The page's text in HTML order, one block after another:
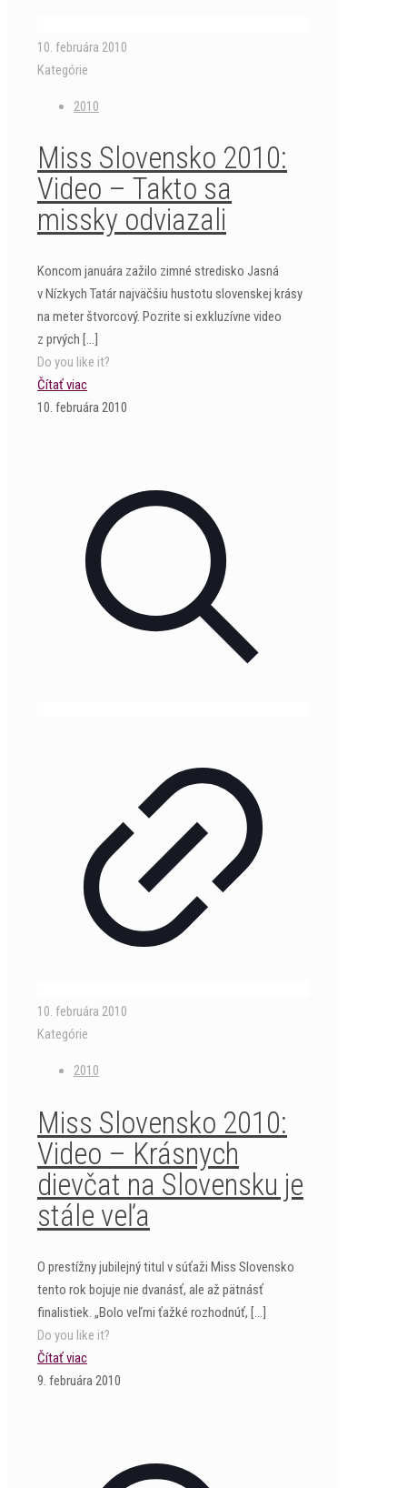
10. februára 2010
Kategórie
2010
Miss Slovensko 2010:
Video – Takto sa
missky odviazali
Koncom januára zažilo zimné stredisko Jasná
v Nízkych Tatár najväčšiu hustotu slovenskej krásy
na meter štvorcový. Pozrite si exkluzívne video
z prvých […]
Do you like it?
Čítať viac
10. februára 2010
10. februára 2010
Kategórie
2010
Miss Slovensko 2010:
Video – Krásnych
dievčat na Slovensku je
stále veľa
O prestížny jubilejný titul v súťaži Miss Slovensko
tento rok bojuje nie dvanásť, ale až pätnásť
finalistiek. „Bolo veľmi ťažké rozhodnúť, […]
Do you like it?
Čítať viac
9. februára 2010